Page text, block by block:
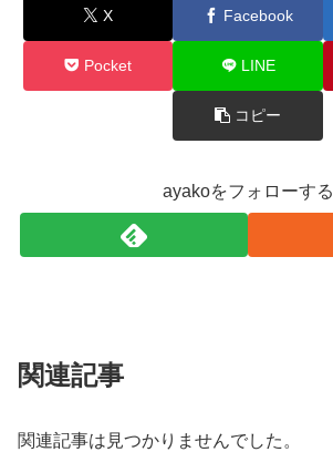
X Facebook
Pocket LINE
コピー
ayakoをフォローする
関連記事
関連記事は見つかりませんでした。